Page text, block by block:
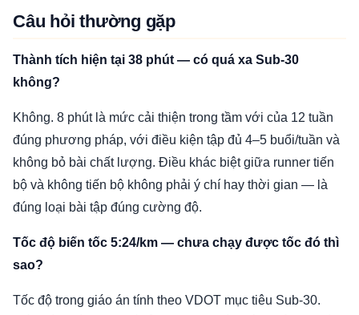
Câu hỏi thường gặp
Thành tích hiện tại 38 phút — có quá xa Sub-30
không?
Không. 8 phút là mức cải thiện trong tầm với của 12 tuần
đúng phương pháp, với điều kiện tập đủ 4–5 buổi/tuần và
không bỏ bài chất lượng. Điều khác biệt giữa runner tiến
bộ và không tiến bộ không phải ý chí hay thời gian — là
đúng loại bài tập đúng cường độ.
Tốc độ biến tốc 5:24/km — chưa chạy được tốc đó thì
sao?
Tốc độ trong giáo án tính theo VDOT mục tiêu Sub-30.